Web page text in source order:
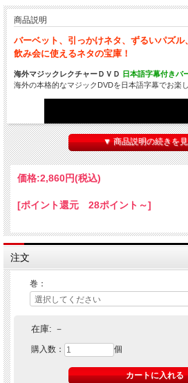
商品説明
バーベット、引っかけネタ、ずるいパズル
飲み会に使えるネタの宝庫！
海外マジックレクチャーＤＶＤ 日本語字幕付きバ
海外の本格的なマジックDVDを日本語字幕でお楽
マインド・バグラーズ 第１巻：バーベ
（ダン・ハーラン） 収録時間：１１２分
※以下メーカーカタログより許可をいただき転載
バーベットという言葉を知っていますか？
ば解けないパズル、ズル賢いとしか言いようが
行われてきた“ひっかけネタ”を総称してバーベ
ここでは選りすぐった30種類以上のバーベット
▼ 商品説明の続きを
価格:2,860円(税込)
[ポイント還元 28ポイント～]
注文
巻：
在庫: －
購入数： 個